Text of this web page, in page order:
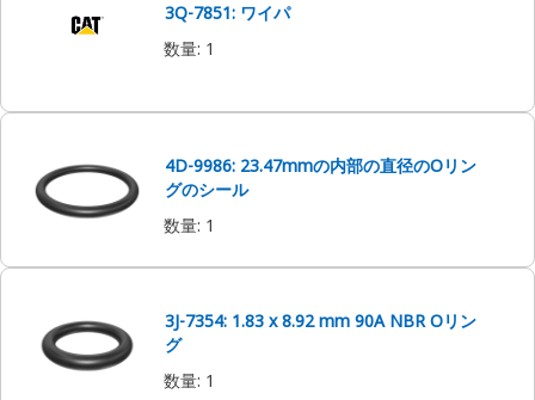
3Q-7851: ワイパ
数量: 1
4D-9986: 23.47mmの内部の直径のOリン
グのシール
数量: 1
3J-7354: 1.83 x 8.92 mm 90A NBR Oリン
グ
数量: 1